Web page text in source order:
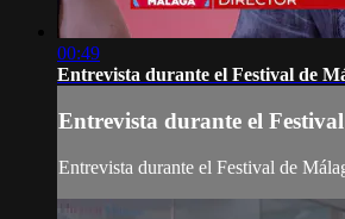
00:49
Entrevista durante el Festival de
Entrevista durante el
Entrevista durante el Festival de